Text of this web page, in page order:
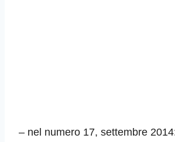
– nel numero 17, settembre